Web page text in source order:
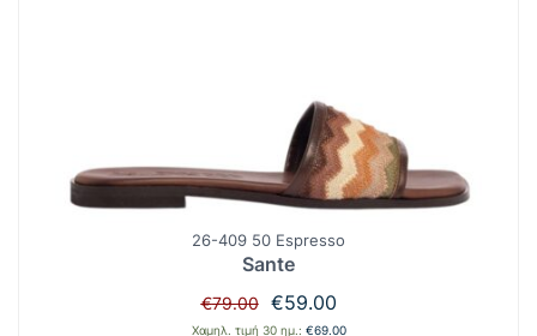
26-409 50 Espresso
Sante
€79.00
Original
price
€59.00Η
τρέχουσα
Χαμηλ. τιμή 30 ημ.: €69.00